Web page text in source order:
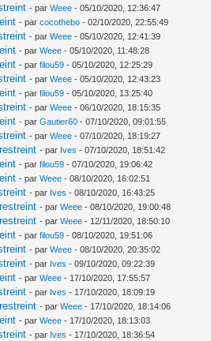
- parWeee - 05/10/2020, 12:36:47
- parcocothebo - 02/10/2020, 22:55:49
- parWeee - 05/10/2020, 12:41:39
- parWeee - 05/10/2020, 11:48:28
- parfilou59 - 05/10/2020, 12:25:29
- parWeee - 05/10/2020, 12:43:23
- parfilou59 - 05/10/2020, 13:25:40
- parWeee - 06/10/2020, 18:15:35
- parGautier60 - 07/10/2020, 09:01:55
- parWeee - 07/10/2020, 18:19:27
- par Ives - 07/10/2020, 18:51:42
- parfilou59 - 07/10/2020, 19:06:42
- parWeee - 08/10/2020, 16:02:51
- par Ives - 08/10/2020, 16:43:25
- parWeee - 08/10/2020, 19:00:48
- parWeee - 12/11/2020, 18:50:10
- parfilou59 - 08/10/2020, 19:51:06
- parWeee - 08/10/2020, 20:35:02
- par Ives - 09/10/2020, 09:22:39
- parWeee - 17/10/2020, 17:55:57
- par Ives - 17/10/2020, 18:09:19
- parWeee - 17/10/2020, 18:14:06
- parWeee - 17/10/2020, 18:13:03
- par Ives - 17/10/2020, 18:36:54